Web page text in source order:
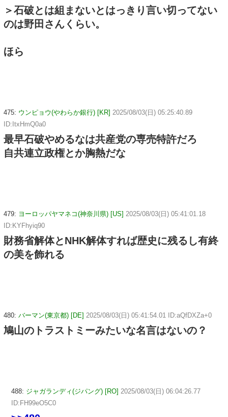
＞石破とは組まないとはっきり言い切ってない
のは野田さんくらい。
ほら
475: ウンピョウ(やわらか銀行) [KR] 2025/08/03(日) 05:25:40.89
ID:ItxHmQ0a0
最早石破やめるなは共産党の専売特許だろ
自共連立政権とか胸熱だな
479: ヨーロッパヤマネコ(神奈川県) [US] 2025/08/03(日) 05:41:01.18
ID:KYFhyiq90
財務省解体とNHK解体すれば歴史に残るし有終
の美を飾れる
480: バーマン(東京都) [DE] 2025/08/03(日) 05:41:54.01 ID:aQfDXZa+0
鳩山のトラストミーみたいな名言はないの？
488: ジャガランディ(ジパング) [RO] 2025/08/03(日) 06:04:26.77
ID:FH99eO5C0